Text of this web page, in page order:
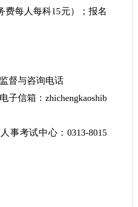
费每人每科15元）；报名
督与咨询电话
子信箱： zhichengkaoshib
事考试中心：0313-8015